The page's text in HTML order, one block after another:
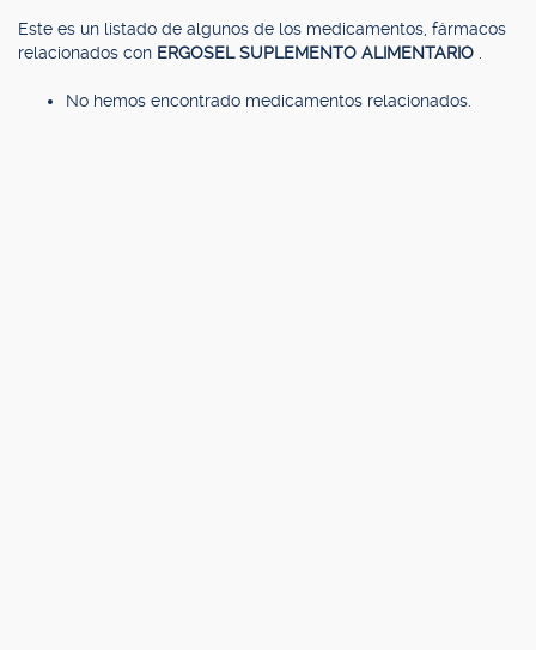
Este es un listado de algunos de los medicamentos, fármacos
relacionados con ERGOSEL SUPLEMENTO ALIMENTARIO
No hemos encontrado medicamentos relacionados.